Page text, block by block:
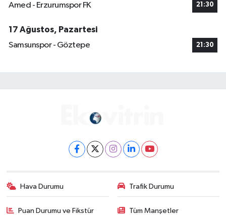
Amed - Erzurumspor FK 21:30
17 Ağustos, Pazartesi
Samsunspor - Göztepe
21:30
Hava Durumu Trafik Durumu
Puan Durumu ve Fikstür Tüm Manşetler